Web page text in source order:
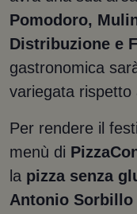
Pomodoro,
Distribuzione e
gastronomica
variegata rispetto
Per rendere il
menù di
la pizza senza
Antonio Sorbillo